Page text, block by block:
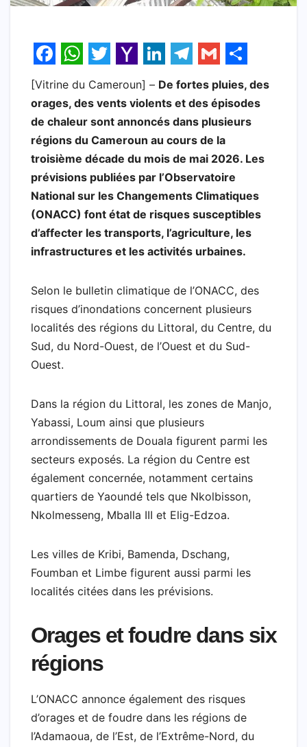
F
a
c
e
b
o
o
k
W
h
a
t
s
A
p
p
T
w
i
t
t
e
r
Y
a
h
o
o
M
a
i
l
L
i
n
k
e
d
I
n
T
e
l
e
g
r
a
m
G
m
a
i
l
S
h
a
e
[Vitrine du Cameroun] – De fortes pluies, des
orages, des vents violents et des épisodes
de chaleur sont annoncés dans plusieurs
régions du Cameroun au cours de la
troisième décade du mois de mai 2026. Les
prévisions publiées par l’Observatoire
National sur les Changements Climatiques
(ONACC) font état de risques susceptibles
d’affecter les transports, l’agriculture, les
infrastructures et les activités urbaines.
Selon le bulletin climatique de l’ONACC, des
risques d’inondations concernent plusieurs
localités des régions du Littoral, du Centre, du
Sud, du Nord-Ouest, de l’Ouest et du Sud-
Ouest.
Dans la région du Littoral, les zones de Manjo,
Yabassi, Loum ainsi que plusieurs
arrondissements de Douala figurent parmi les
secteurs exposés. La région du Centre est
également concernée, notamment certains
quartiers de Yaoundé tels que Nkolbisson,
Nkolmesseng, Mballa III et Elig-Edzoa.
Les villes de Kribi, Bamenda, Dschang,
Foumban et Limbe figurent aussi parmi les
localités citées dans les prévisions.
Orages et foudre dans six
régions
L’ONACC annonce également des risques
d’orages et de foudre dans les régions de
l’Adamaoua, de l’Est, de l’Extrême-Nord, du